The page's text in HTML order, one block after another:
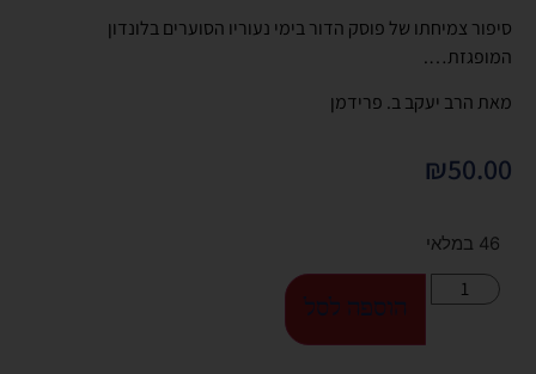
סיפור צמיחתו של פוסק הדור בימי נעוריו הסוערים בלונדון
המופגזת….
מאת הרב יעקב ב. פרידמן
₪50.00
46 במלאי
הוספה לסל